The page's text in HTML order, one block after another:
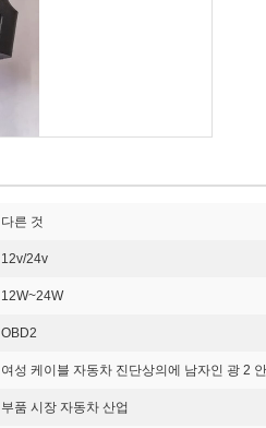
다른 것
12v/24v
12W~24W
OBD2
여성 케이블 자동차 진단상의에 남자인 광 2
부품 시장 자동차 산업